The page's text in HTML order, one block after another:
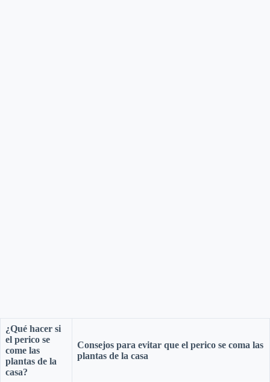
¿Qué hacer si
el perico se
come las
plantas de la
casa?
Consejos para evitar que el perico se coma las
plantas de la casa